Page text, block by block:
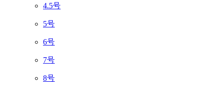
4.5号
5号
6号
7号
8号